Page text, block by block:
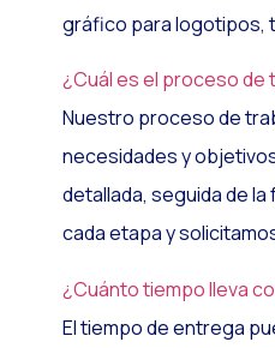
gráfico para logotipos,
¿Cuál es el proceso de
Nuestro proceso de
necesidades y
detallada, seguida de
cada etapa y
¿Cuánto tiempo lleva
El tiempo de entrega